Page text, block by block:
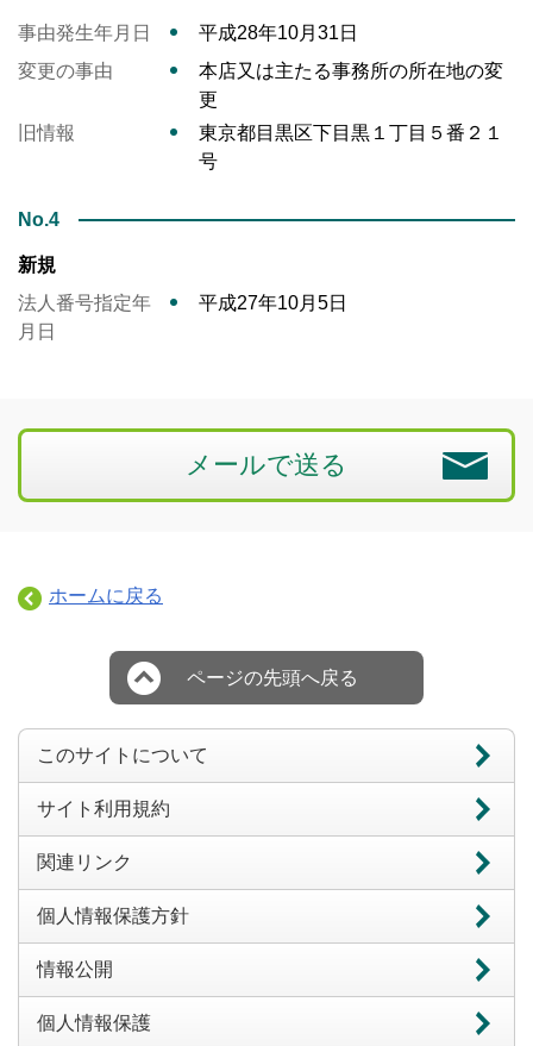
事由発生年月日
平成28年10月31日
変更の事由
本店又は主たる事務所の所在地の変
更
旧情報
東京都目黒区下目黒１丁目５番２１
号
No.4
新規
法人番号指定年
月日
平成27年10月5日
メールで送る
ホームに戻る
ページの先頭へ戻る
このサイトについて
サイト利用規約
関連リンク
個人情報保護方針
情報公開
個人情報保護